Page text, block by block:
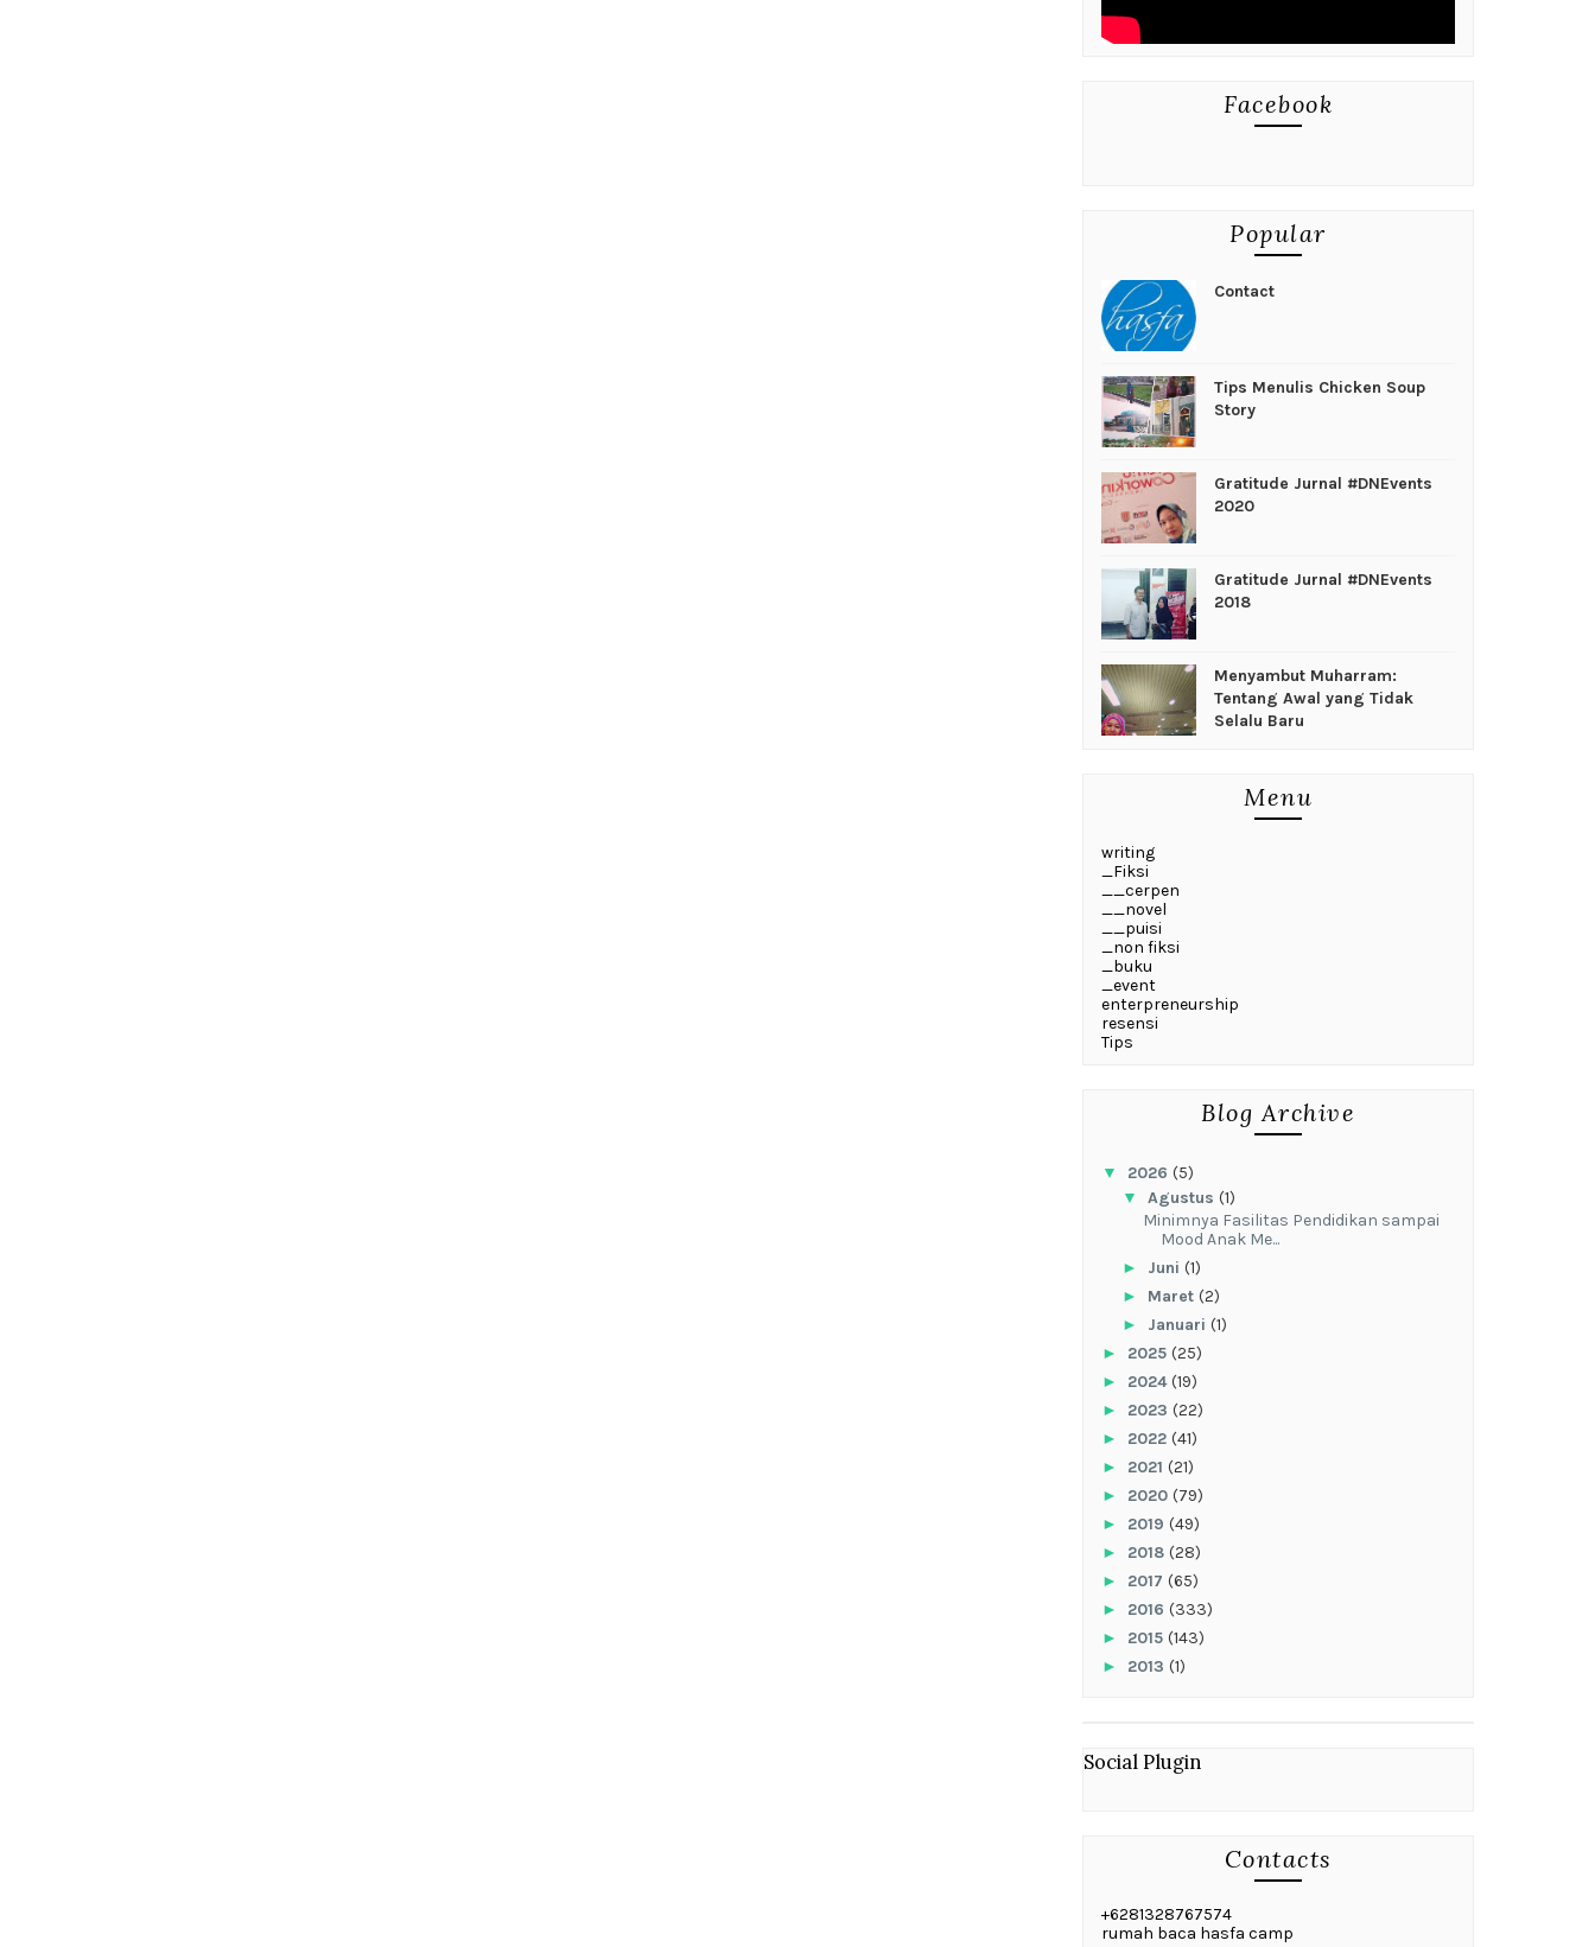
Facebook
Popular
Contact
Tips Menulis Chicken Soup
Story
Gratitude Jurnal #DNEvents
2020
Gratitude Jurnal #DNEvents
2018
Menyambut Muharram:
Tentang Awal yang Tidak
Selalu Baru
Menu
writing
_Fiksi
__cerpen
__novel
__puisi
_non fiksi
_buku
_event
enterpreneurship
resensi
Tips
Blog Archive
▼ 2026 (5)
▼ Agustus (1)
‎Minimnya Fasilitas Pendidikan sampai
Mood Anak Me...
► Juni (1)
► Maret (2)
► Januari (1)
► 2025 (25)
► 2024(19)
► 2023 (22)
► 2022 (41)
► 2021 (21)
► 2020 (79)
► 2019 (49)
► 2018 (28)
► 2017 (65)
► 2016 (333)
► 2015 (143)
► 2013 (1)
Social Plugin
Contacts
+6281328767574
rumah baca hasfa camp